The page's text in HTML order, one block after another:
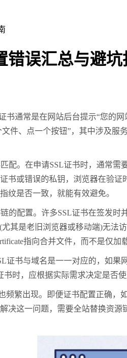
错误汇总与避坑
通常是在网站后台提示“您的网
件、点一个按钮”，其中涉及
。在申请SSL证书时，通常需
书或错误的私钥，浏览器在验
纹是否一致，就能有效避免。
配置。许多SSL证书在签发时
其是老旧浏览器或移动端)无法
指向合并文件，而不是仅加
书与域名是一一对应的，如果
时，应根据实际需求决定是否
出现。即便证书配置正确，
决这一问题，需要全站替换资